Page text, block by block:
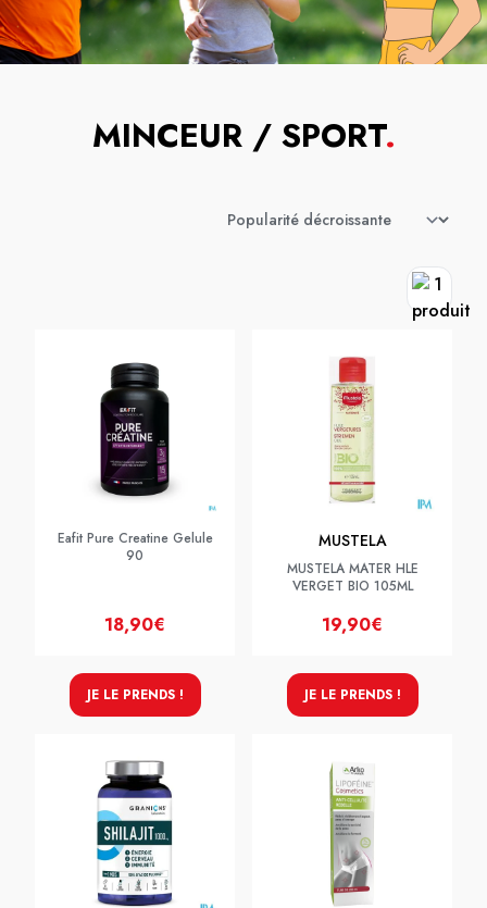
MINCEUR / SPORT.
Eafit Pure Creatine Gelule
90
18,90€
JE LE PRENDS !
MUSTELA
MUSTELA MATER HLE
VERGET BIO 105ML
19,90€
JE LE PRENDS !